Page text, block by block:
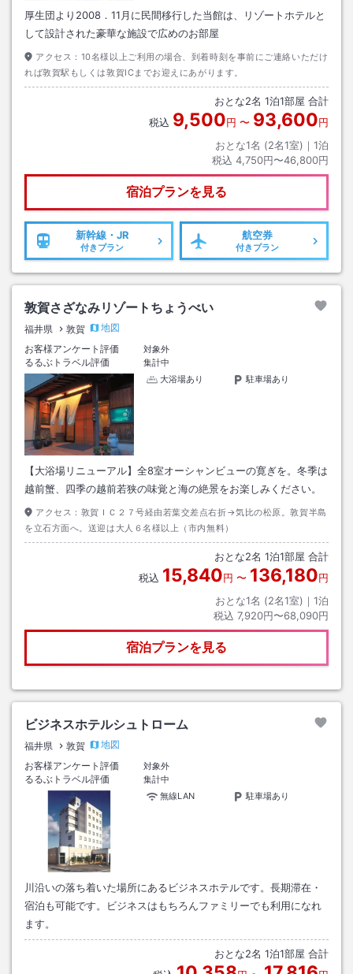
厚生団より2008．11月に民間移行した当館は、リゾートホテルと
して設計された豪華な施設で広めのお部屋
アクセス： 10名様以上ご利用の場合、到着時刻を事前にご連絡いただけ
れば敦賀駅もしくは敦賀ICまでお迎えにあがります。
おとな2名 1泊1部屋 合計
税込 9,500円 〜 93,600円
おとな1名 (2名1室)｜ 1泊
税込 4,750円〜46,800円
宿泊プランを見る
新幹線・JR
付きプラン
航空券
付きプラン
敦賀さざなみリゾートちょうべい
福井県 敦賀
地図
お客様アンケート評価
対象外
るるぶトラベル評価
集計中
大浴場あり
駐車場あり
【大浴場リニューアル】全8室オーシャンビューの寛ぎを。冬季は
越前蟹、四季の越前若狭の味覚と海の絶景をお楽しみください。
アクセス： 敦賀ＩＣ２７号経由若葉交差点右折→気比の松原。敦賀半島
を立石方面へ。送迎は大人６名様以上（市内無料）
おとな2名 1泊1部屋 合計
税込 15,840円 〜 136,180円
おとな1名 (2名1室)｜ 1泊
税込 7,920円〜68,090円
宿泊プランを見る
ビジネスホテルシュトローム
福井県 敦賀
地図
お客様アンケート評価
対象外
るるぶトラベル評価
集計中
無線LAN
駐車場あり
川沿いの落ち着いた場所にあるビジネスホテルです。長期滞在・
宿泊も可能です。ビジネスはもちろんファミリーでも利用になれ
ます。
おとな2名 1泊1部屋 合計